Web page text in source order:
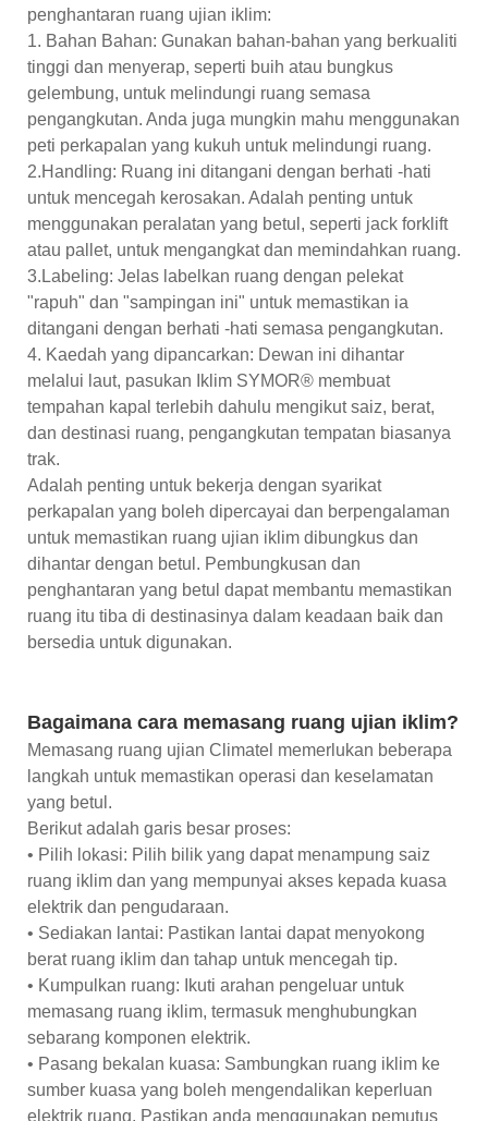
penghantaran ruang ujian iklim:
1. Bahan Bahan: Gunakan bahan-bahan yang berkualiti
tinggi dan menyerap, seperti buih atau bungkus
gelembung, untuk melindungi ruang semasa
pengangkutan. Anda juga mungkin mahu menggunakan
peti perkapalan yang kukuh untuk melindungi ruang.
2.Handling: Ruang ini ditangani dengan berhati -hati
untuk mencegah kerosakan. Adalah penting untuk
menggunakan peralatan yang betul, seperti jack forklift
atau pallet, untuk mengangkat dan memindahkan ruang.
3.Labeling: Jelas labelkan ruang dengan pelekat
"rapuh" dan "sampingan ini" untuk memastikan ia
ditangani dengan berhati -hati semasa pengangkutan.
4. Kaedah yang dipancarkan: Dewan ini dihantar
melalui laut, pasukan Iklim SYMOR® membuat
tempahan kapal terlebih dahulu mengikut saiz, berat,
dan destinasi ruang, pengangkutan tempatan biasanya
trak.
Adalah penting untuk bekerja dengan syarikat
perkapalan yang boleh dipercayai dan berpengalaman
untuk memastikan ruang ujian iklim dibungkus dan
dihantar dengan betul. Pembungkusan dan
penghantaran yang betul dapat membantu memastikan
ruang itu tiba di destinasinya dalam keadaan baik dan
bersedia untuk digunakan.
Bagaimana cara memasang ruang ujian iklim?
Memasang ruang ujian Climatel memerlukan beberapa
langkah untuk memastikan operasi dan keselamatan
yang betul.
Berikut adalah garis besar proses:
• Pilih lokasi: Pilih bilik yang dapat menampung saiz
ruang iklim dan yang mempunyai akses kepada kuasa
elektrik dan pengudaraan.
• Sediakan lantai: Pastikan lantai dapat menyokong
berat ruang iklim dan tahap untuk mencegah tip.
• Kumpulkan ruang: Ikuti arahan pengeluar untuk
memasang ruang iklim, termasuk menghubungkan
sebarang komponen elektrik.
• Pasang bekalan kuasa: Sambungkan ruang iklim ke
sumber kuasa yang boleh mengendalikan keperluan
elektrik ruang. Pastikan anda menggunakan pemutus